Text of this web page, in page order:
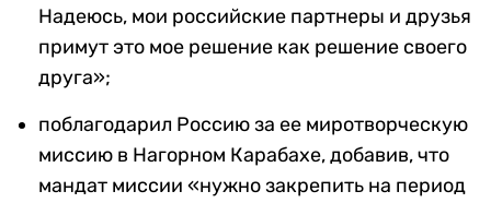
Надеюсь, мои российские партнеры и друзья
примут это мое решение как решение своего
друга»;
поблагодарил Россию за ее миротворческую
миссию в Нагорном Карабахе, добавив, что
мандат миссии «нужно закрепить на период